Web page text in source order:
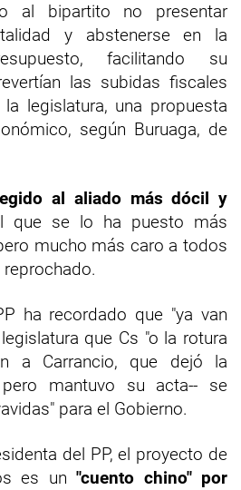
al bipartito no presentar
y abstenerse en la
facilitando su
las subidas fiscales
legislatura, una propuesta
según Buruaga, de
al aliado más dócil y
que se lo ha puesto más
mucho más caro a todos
ha recordado que "ya van
que Cs "o la rotura
a Carrancio, que dejó la
mantuvo su acta-- se
para el Gobierno.
del PP, el proyecto de
es un "cuento chino" por